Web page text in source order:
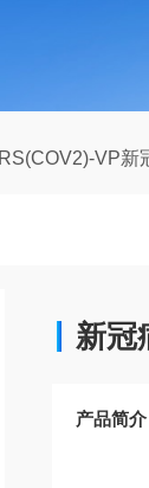
VP新冠病毒 Alpha/Beta/
新冠
产品简介